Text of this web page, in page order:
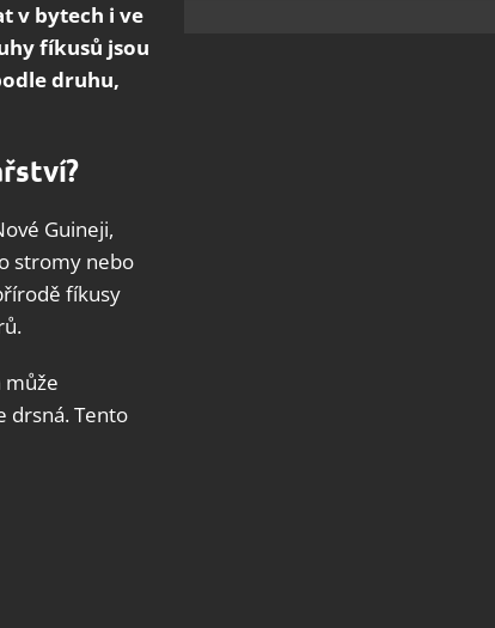
v bytech i ve
fíkusů jsou
druhu,
Guineji,
stromy nebo
fíkusy
může
drsná. Tento